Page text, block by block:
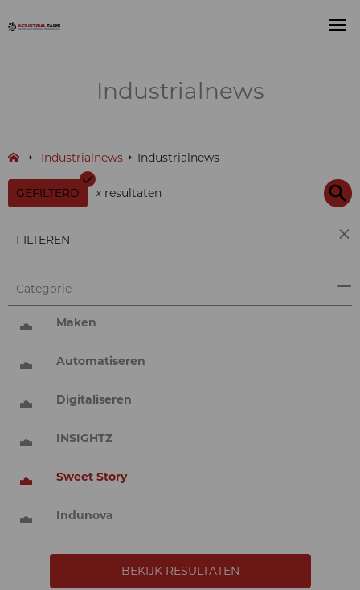
Industrialnews
Industrialnews Industrialnews
GEFILTERD xresultaten
FILTEREN
Categorie
Maken
Automatiseren
Digitaliseren
INSIGHTZ
Sweet Story
Indunova
BEKIJK RESULTATEN